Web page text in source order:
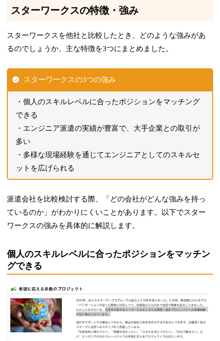
スターワークスの特徴・強み
スターワークスを他社と比較したとき、どのような強みがあ
るのでしょうか。主な特徴を3つにまとめました。
スターワークスの3つの強み
個人のスキルレベルに合ったポジションをマッチング
できる
エンジニア派遣の実績が豊富で、大手企業との取引が
多い
多様な現場経験を通じてエンジニアとしてのスキルセ
ットを広げられる
派遣会社を比較検討する際、「どの会社がどんな強みを持っ
ているのか」がわかりにくいことがあります。以下でスター
ワークスの強みを具体的に解説します。
個人のスキルレベルに合ったポジションをマッチン
グできる